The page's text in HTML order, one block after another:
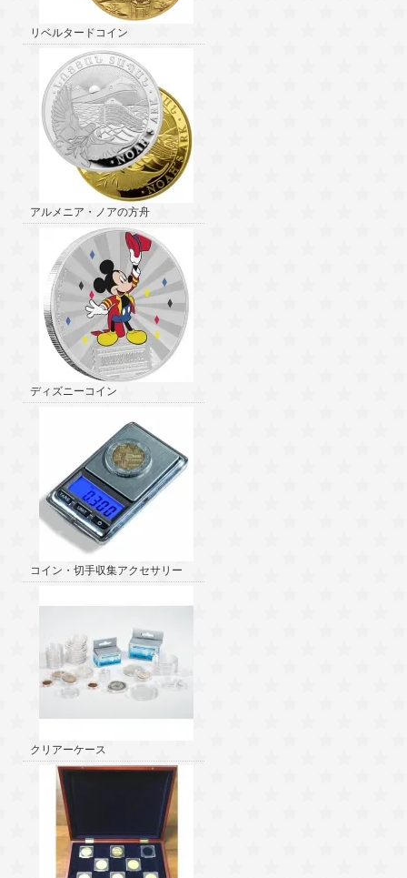
リベルタードコイン
アルメニア・ノアの方舟
ディズニーコイン
コイン・切手収集アクセサリー
クリアーケース